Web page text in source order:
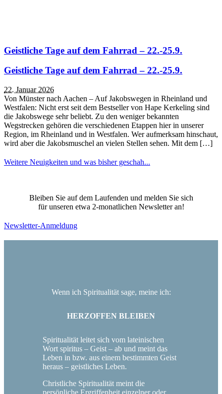
Geistliche Tage auf dem Fahrrad – 22.-25.9.
Geistliche Tage auf dem Fahrrad – 22.-25.9.
22. Januar 2026
Von Münster nach Aachen – Auf Jakobswegen in Rheinland und
Westfalen: Nicht erst seit dem Bestseller von Hape Kerkeling sind
die Jakobswege sehr beliebt. Zu den weniger bekannten
Wegstrecken gehören die verschiedenen Etappen hier in unserer
Region, im Rheinland und in Westfalen. Wer aufmerksam hinschaut,
wird aber die Jakobsmuschel an vielen Stellen sehen. Mit dem […]
Weitere Neuigkeiten und was bisher geschah...
Bleiben Sie auf dem Laufenden und melden Sie sich
für unseren etwa 2-monatlichen Newsletter an!
Newsletter-Anmeldung
Wenn ich Spiritualität sage, meine ich:
HERZOFFEN BLEIBEN
Spiritualität leitet sich vom lateinischen
Wort spiritus – Geist – ab und meint das
Leben in bzw. aus einem bestimmten Geist
heraus – geistliches Leben.
Christliche Spiritualität meint die
persönliche Ergriffenheit einzelner oder